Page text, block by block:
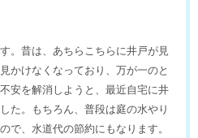
。昔は、あちらこちらに井戸が見
かけなくなっており、万が一のと
安を解消しようと、最近自宅に井
た。もちろん、普段は庭の水やり
で、水道代の節約にもなります。